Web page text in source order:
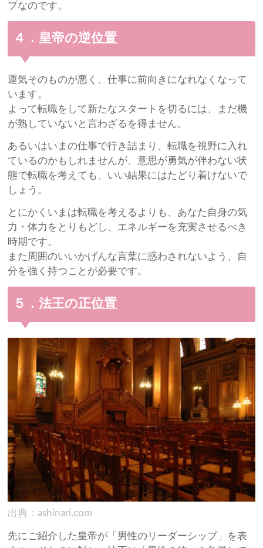
プなのです。
４．皇帝の逆位置
運気そのものが悪く、仕事に前向きになれなくなって
います。
よって転職をして新たなスタートを切るには、まだ機
が熟していないと言わざるを得ません。
あるいはいまの仕事で行き詰まり、転職を視野に入れ
ているのかもしれませんが、意思が勇気が伴わない状
態で転職を考えても、いい結果にはたどり着けないで
しょう。
とにかくいまは転職を考えるよりも、あなた自身の気
力・体力をとりもどし、エネルギーを充実させるべき
時期です。
また周囲のいいかげんな言葉に惑わされないよう、自
分を強く持つことが必要です。
５．法王の正位置
出典：ashinari.com
先にご紹介した皇帝が「男性のリーダーシップ」を表